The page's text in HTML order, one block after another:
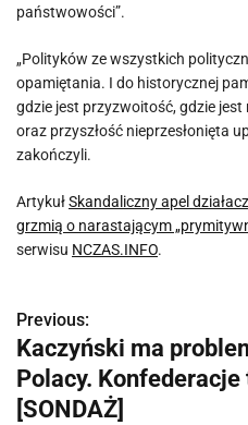
państwowości”.
„Polityków ze wszystkich
opamiętania. I do historycznej
gdzie jest przyzwoitość, gdzie
oraz przyszłość nieprzesłonięta
zakończyli.
ArtykułSkandaliczny apel
grzmią o narastającym
serwisu NCZAS.INFO.
N
a
w
Previous:
Kaczyński ma
Polacy.
[SONDAŻ]